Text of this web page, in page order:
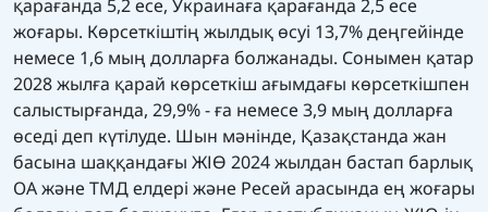
қарағанда 5,2 есе, Украинаға қарағанда 2,5 есе
жоғары. Көрсеткіштің жылдық өсуі 13,7% деңгейінде
немесе 1,6 мың долларға болжанады. Сонымен қатар
2028 жылға қарай көрсеткіш ағымдағы көрсеткішпен
салыстырғанда, 29,9% - ға немесе 3,9 мың долларға
өседі деп күтілуде. Шын мәнінде, Қазақстанда жан
басына шаққандағы ЖІӨ 2024 жылдан бастап барлық
ОА және ТМД елдері және Ресей арасында ең жоғары